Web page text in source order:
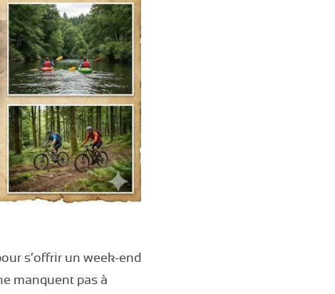
s’offrir un week-end
manquent pas à